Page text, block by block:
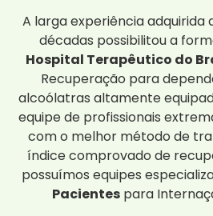
A larga experiência adquirida
décadas possibilitou a
Hospital Terapêutico do
Recuperação para
alcoólatras altamente
equipe de profissionais
com o melhor método de
índice comprovado de
possuímos equipes
Pacientes para